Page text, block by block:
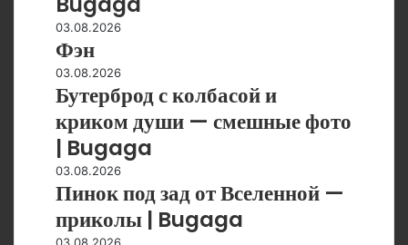
Bugaga
мемы
|
Bugaga
Фэн
03.08.2026
Фэн
Бутерброд
с
колбасой
и
криком
души
—
фото
03.08.2026
Бутерброд с колбасой и
криком души — смешные фото
| Bugaga
Пинок
под
от
03.08.2026
Пинок под зад от Вселенной —
приколы | Bugaga